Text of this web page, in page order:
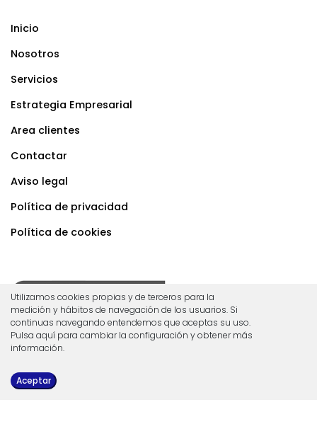
Utilizamos cookies propias y de terceros para la
medición y hábitos de navegación de los usuarios. Si
continuas navegando entendemos que aceptas su uso.
Pulsa aquí para cambiar la configuración y obtener más
información.
Aceptar
Inicio
Nosotros
Servicios
Estrategia Empresarial
Area clientes
Contactar
Aviso legal
Política de privacidad
Política de cookies
C/ Brasil n.37 de Granollers